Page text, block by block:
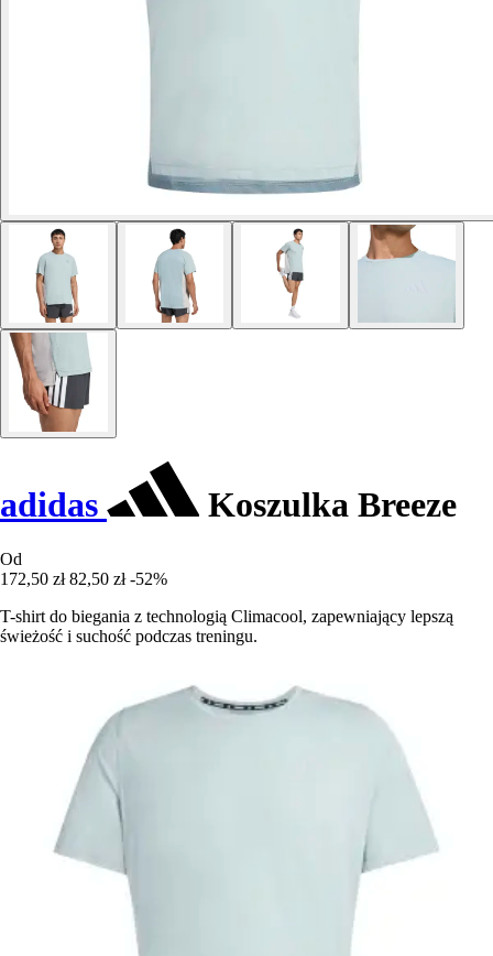
adidas Koszulka Breeze
Od
172,50 zł 82,50 zł -52%
T-shirt do biegania z technologią Climacool, zapewniający lepszą
świeżość i suchość podczas treningu.